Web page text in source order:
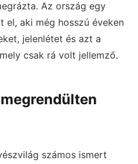
Az ország egy
el, aki még hosszú éveken
jelenlétet és azt a
csak rá volt jellemző.
számos ismert